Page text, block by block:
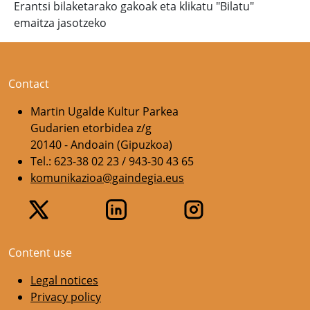
Erantsi bilaketarako gakoak eta klikatu "Bilatu"
emaitza jasotzeko
Contact
Martin Ugalde Kultur Parkea
Gudarien etorbidea z/g
20140 - Andoain (Gipuzkoa)
Tel.: 623-38 02 23 / 943-30 43 65
komunikazioa@gaindegia.eus
Content use
Legal notices
Privacy policy